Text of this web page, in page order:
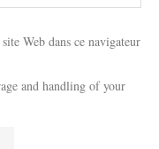
Web dans ce navigateur
and handling of your